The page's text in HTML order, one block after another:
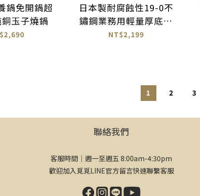
鍋免開鍋超
玉子燒鍋
日本製耐腐蝕性19-0不
鏽鋼業務用輕量厚底單
柄鍋 （含蓋）
NT$2,199
1 2 3
聯絡我們
客服時間｜週一至週五 8:00am-4:30pm
歡迎加入覓覓LINE官方留言快速聯繫客服